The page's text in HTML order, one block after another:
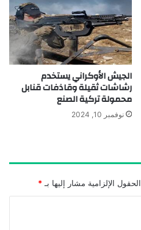
الجيش الأوكراني يستخدم
رشاشات ثقيلة وقاذفات قنابل
محمولة تركية الصنع
نوفمبر 10, 2024
الحقول الإلزامية مشار إليها بـ *